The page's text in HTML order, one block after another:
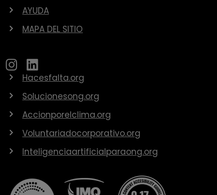
AYUDA
MAPA DEL SITIO
Hacesfalta.org
Solucionesong.org
Accionporelclima.org
Voluntariadocorporativo.org
Inteligenciaartificialparaong.org